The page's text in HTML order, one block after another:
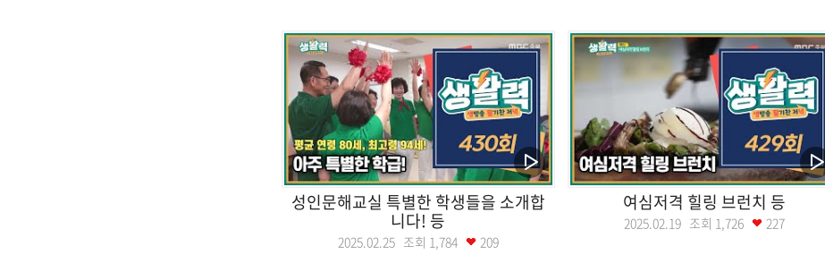
성인문해교실 특별한 학생들을 소개합
니다! 등
2025.02.25 조회 1,784 209
여심저격 힐링 브런치 등
2025.02.19 조회 1,726 227